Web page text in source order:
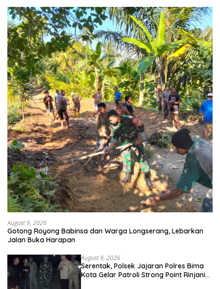
August 9, 2026
Gotong Royong Babinsa dan Warga Longserang, Lebarkan
Jalan Buka Harapan
August 9, 2026
Serentak, Polsek Jajaran Polres Bima
Kota Gelar Patroli Strong Point Rinjani